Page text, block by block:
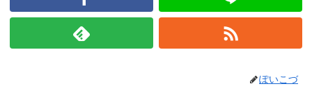
ぽいこづ